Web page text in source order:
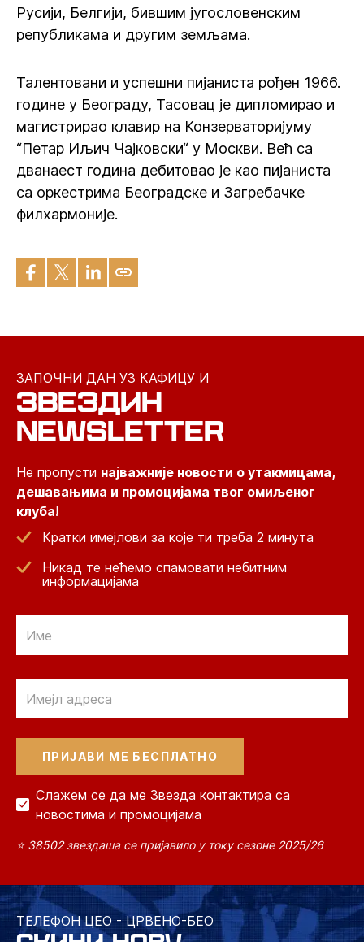
Русији, Белгији, бившим југословенским
републикама и другим земљама.
Талентовани и успешни пијаниста рођен 1966.
године у Београду, Тасовац је дипломирао и
магистрирао клавир на Конзерваторијуму
“Петар Иљич Чајковски“ у Москви. Већ са
дванаест година дебитовао је као пијаниста
са оркестрима Београдске и Загребачке
филхармоније.
ЗАПОЧНИ ДАН УЗ КАФИЦУ И
ЗВЕЗДИН
NEWSLETTER
Не пропусти најважније новости о утакмицама,
дешавањима и промоцијама твог омиљеног
клуба!
Кратки имејлови за које ти треба 2 минута
Никад те нећемо спамовати небитним
информацијама
Слажем се да ме Звезда контактира са
новостима и промоцијама
⭐ 38502 звездаша се пријавило у току сезоне 2025/26
ТЕЛЕФОН ЦЕО - ЦРВЕНО-БЕО